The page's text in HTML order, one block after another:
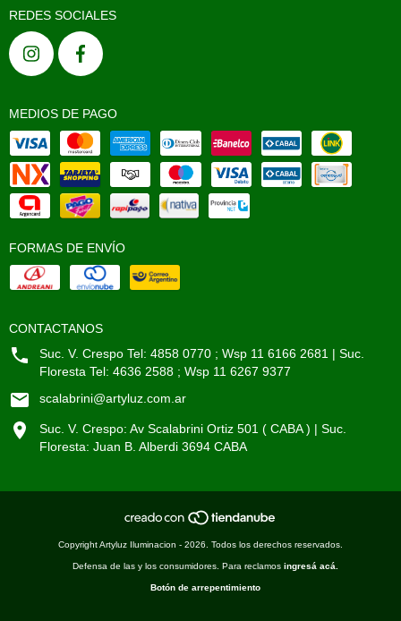
REDES SOCIALES
MEDIOS DE PAGO
FORMAS DE ENVÍO
CONTACTANOS
Suc. V. Crespo Tel: 4858 0770 ; Wsp 11 6166 2681 | Suc.
Floresta Tel: 4636 2588 ; Wsp 11 6267 9377
scalabrini@artyluz.com.ar
Suc. V. Crespo: Av Scalabrini Ortiz 501 ( CABA ) | Suc.
Floresta: Juan B. Alberdi 3694 CABA
Copyright Artyluz Iluminacion - 2026. Todos los derechos reservados.
Defensa de las y los consumidores. Para reclamos ingresá acá.
Botón de arrepentimiento